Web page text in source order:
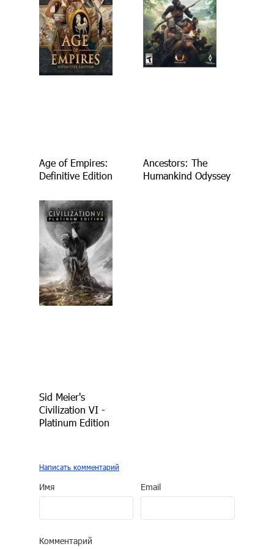
Age of Empires:
Definitive Edition
Ancestors: The
Humankind Odyssey
Sid Meier's
Civilization VI -
Platinum Edition
Написать комментарий
Имя Email
Комментарий